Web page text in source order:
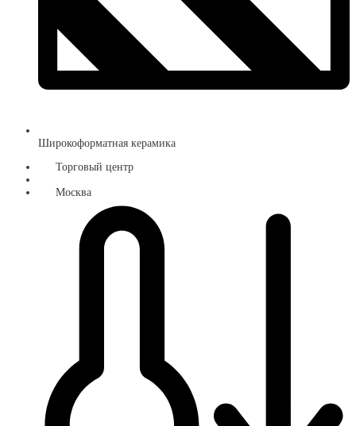
Широкоформатная керамика
Торговый центр
Москва